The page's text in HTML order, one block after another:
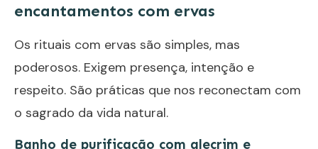
encantamentos com ervas
Os rituais com ervas são simples, mas
poderosos. Exigem presença, intenção e
respeito. São práticas que nos reconectam com
o sagrado da vida natural.
Banho de purificação com alecrim e